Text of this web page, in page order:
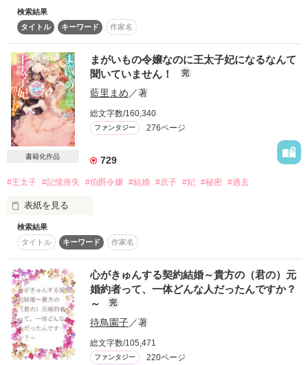
その他の条件 動画あり
2025年12月発売予定《ベリーズ文庫》作品の原案となったお話
です。（書籍版とは内容が異なります）
文庫版では設定を大幅にブラッシュアップし、
『拝啓、私を追放した皆様。王家の子を身ごもりました～虐げ
られ才女は一夜で最高の幸せを掴む～』
として刊行されます★
読んでくださる皆さまへ、心からの感謝を込めて──
そしてこちら、まだ誤字脱字の修正ができていないものの、再
掲載になります。
温かい目で見守っていただけますと嬉しいです m(_ _)m
伯爵令嬢フェリーネは、異母妹、義母に虐げられ辺境の地へ追
い出されていた。そんなとき、一人の旅人アレックスと出会
う。
一緒に過ごし、甘い言葉の連続に免疫のないフェリーネは毎日
がドキドキで。
てはいけない人ではないか。そう思うも少しずつ距離は近づい
て、フェリーネは心を許してしまう。
しかし、いきなり彼は姿を消してしまったアレックス。
その後妊娠したことが判明するも、連絡の術すらなく途方に暮
れたとき……。
検索結果
タイトル
キーワード 作家名
書籍化作品
まがいもの令嬢なのに王太子妃になるなんて
聞いていません！
完
藍里まめ／著
総文字数/160,340
ファンタジー 276ページ
729
#王太子 #記憶喪失 #伯爵令嬢 #結婚 #庶子 #妃 #秘密 #過去
表紙を見る
にわか伯爵令嬢のパトリシアは強欲な父からの命令に驚愕し
た。
「深窓の令嬢という噂が殿下のお耳にも届いているだろう。お
膳立てはした。後はお前次第。頑張りなさい」
（まさか、私に王太子妃になれというの!?）
母の治療費と引き換えに政略結婚させるとは聞かされていた
が、まさか妃の座を狙えとは。
検索結果
タイトル
キーワード 作家名
心がきゅんする契約結婚～貴方の（君の）元
婚約者って、一体どんな人だったんですか？
～
完
待鳥園子／著
総文字数/105,471
ファンタジー 220ページ